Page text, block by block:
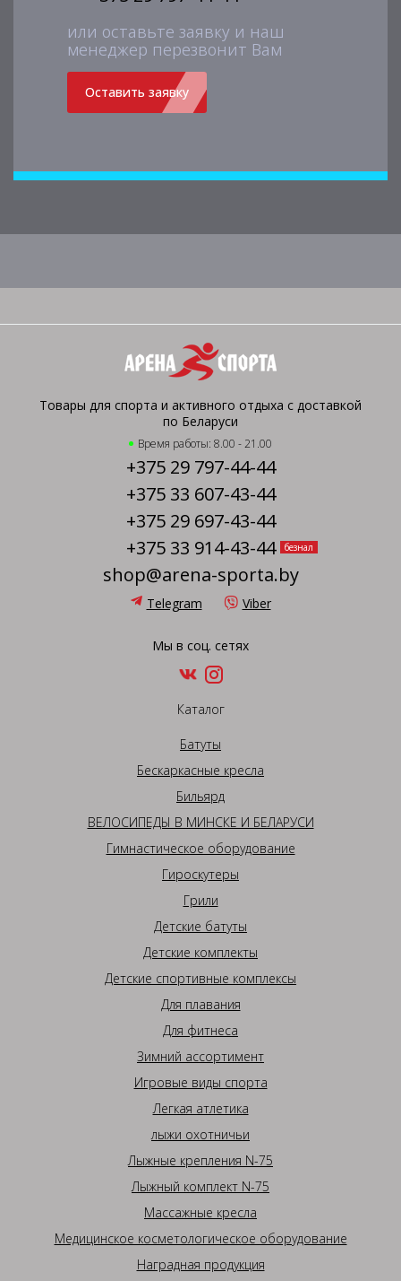
или оставьте заявку и наш
менеджер перезвонит Вам
Оставить заявку
Товары для спорта и активного отдыха с доставкой
по Беларуси
Время работы: 8.00 - 21.00
+375 29 797-44-44
+375 33 607-43-44
+375 29 697-43-44
+375 33 914-43-44
безнал
shop@arena-sporta.by
Telegram Viber
Мы в соц. сетях
Каталог
Батуты
Бескаркасные кресла
Бильярд
ВЕЛОСИПЕДЫ В МИНСКЕ И БЕЛАРУСИ
Гимнастическое оборудование
Гироскутеры
Грили
Детские батуты
Детские комплекты
Детские спортивные комплексы
Для плавания
Для фитнеса
Зимний ассортимент
Игровые виды спорта
Легкая атлетика
лыжи охотничьи
Лыжные крепления N-75
Лыжный комплект N-75
Массажные кресла
Медицинское косметологическое оборудование
Наградная продукция